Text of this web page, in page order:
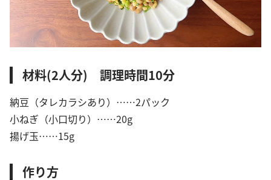
材料(2人分) 調理時間10分
納豆（タレカラシあり）……2パック
小ねぎ（小口切り）……20g
揚げ玉……15g
作り方